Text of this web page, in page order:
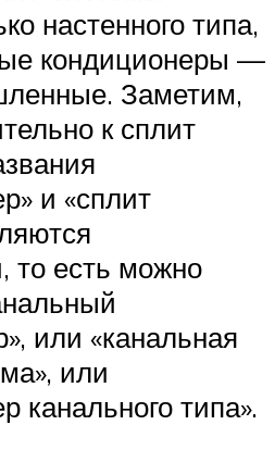
настенного типа,
кондиционеры —
Заметим,
к сплит
и «сплит
то есть можно
или «канальная
или
канального типа».